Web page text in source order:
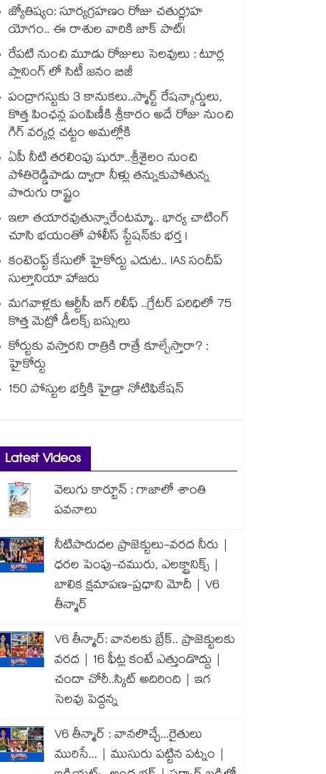
జ్యోతిష్యం: సూర్యగ్రహణం రోజు చతుర్గ్రహ
యోగం.. ఈ రాశుల వారికి జాక్ పాట్!
రేపటి నుంచి మూడు రోజులు సెలవులు : టూర్ల
ప్లానింగ్ లో సిటీ జనం బిజీ
పంద్రాగస్టుకు 3 కానుకలు..స్మార్ట్ రేషన్కార్డులు,
కొత్త పింఛన్ల పంపిణీకి శ్రీకారం అదే రోజు నుంచి
గిగ్ వర్కర్ల చట్టం అమల్లోకి
ఏపీ నీటి తరలింపు షురూ..శ్రీశైలం నుంచి
పోతిరెడ్డిపాడు ద్వారా నీళ్లు తన్నుకుపోతున్న
పొరుగు రాష్ట్రం
ఇలా తయారవుతున్నారేంటమ్మా.. భార్య చాటింగ్
చూసి భయంతో పోలీస్ స్టేషన్⁫కు భర్త !
కంటెంప్ట్ కేసులో హైకోర్టు ఎదుట.. IAS సందీప్
సుల్తానియా హాజరు
మగవాళ్లకు ఆర్టీసీ బిగ్ రిలీఫ్ ..గ్రేటర్ పరిధిలో 75
కొత్త మెట్రో డీలక్స్ బస్సులు
కోర్టుకు వస్తారని రాత్రికి రాత్రే కూల్చేస్తారా? :
హైకోర్టు
150 పోస్టుల భర్తీకి హైడ్రా నోటిఫికేషన్
Latest Videos
వెలుగు కార్టూన్ : గాజాలో శాంతి
పవనాలు
నీటిపారుదల ప్రాజెక్టులు-వరద నీరు |
ధరల పెంపు-చమురు, ఎలక్ట్రానిక్స్ |
బాలిక క్షమాపణ-ప్రధాని మోదీ | V6
తీన్మార్
V6 తీన్మార్: వానలకు బ్రేక్.. ప్రాజెక్టులకు
వరద | 16 ఫీట్ల కంటే ఎత్తుండొద్దు |
చందా చోరీ..స్కిట్ అదిరింది | ఇగ
సెలవు పెద్దన్న
V6 తీన్మార్ : వానలొచ్చే...రైతులు
మురిసే... | ముసురు పట్టిన పట్నం |